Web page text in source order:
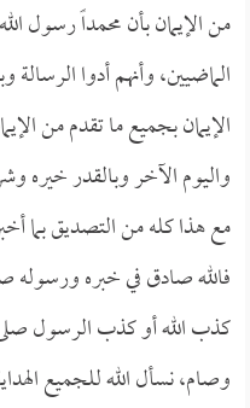
من الإيمان بأن محمداً رسول
الماضيين، وأنهم أدوا
الإيمان بجميع ما تقدم من
واليوم الآخر وبالقدر خيره
مع هذا كله من التصديق بما
فالله صادق في خبره ورسوله
كذب الله أو كذب الرسول
وصام، نسأل الله للجميع